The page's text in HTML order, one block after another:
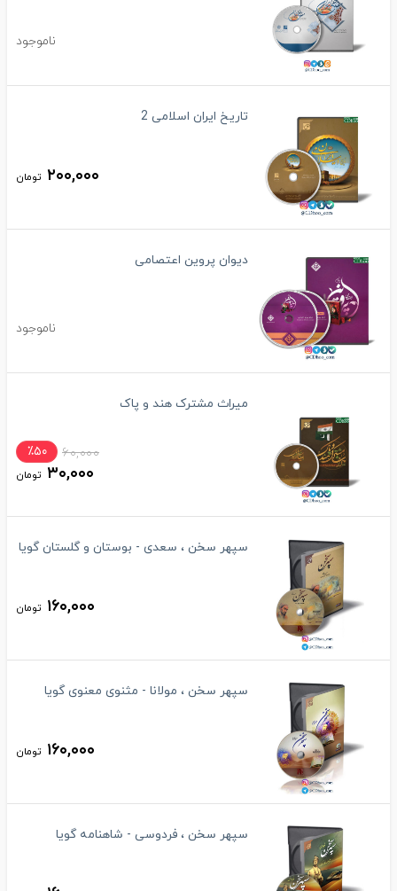
ناموجود
تاریخ ایران اسلامی 2
۲۰۰,۰۰۰ تومان
دیوان پروین اعتصامی
ناموجود
میراث مشترک هند و پاک
۶۰,۰۰۰ ٪۵۰
۳۰,۰۰۰ تومان
سپهر سخن ، سعدی - بوستان و گلستان گویا
۱۶۰,۰۰۰ تومان
سپهر سخن ، مولانا - مثنوی معنوی گویا
۱۶۰,۰۰۰ تومان
سپهر سخن ، فردوسی - شاهنامه گویا